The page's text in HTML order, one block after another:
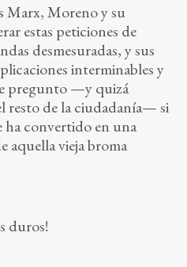
Marx, Moreno y su
estas peticiones de
desmesuradas, y sus
interminables y
pregunto —y quizá
resto de la ciudadanía— si
ha convertido en una
aquella vieja broma
duros!